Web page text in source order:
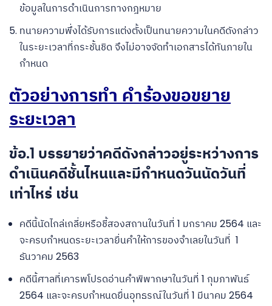
ข้อมูลในการดำเนินการทางกฎหมาย
ทนายความพึ่งได้รับการแต่งตั้งเป็นทนายความในคดีดังกล่าว
ในระยะเวลาที่กระชั้นชิด จึงไม่อาจจัดทำเอกสารได้ทันภายใน
กำหนด
ตัวอย่างการทำ คำร้องขอขยาย
ระยะเวลา
ข้อ.1 บรรยายว่าคดีดังกล่าวอยู่ระหว่างการ
ดำเนินคดีชั้นไหนและมีกำหนดวันนัดวันที่
เท่าไหร่ เช่น
คดีนี้นัดไกล่เกลี่ยหรือชี้สองสถานในวันที่ 1 มกราคม 2564 และ
จะครบกำหนดระยะเวลายื่นคำให้การของจำเลยในวันที่ 1
ธันวาคม 2563
คดีนี้ศาลที่เคารพโปรดอ่านคำพิพากษาในวันที่ 1 กุมภาพันธ์
2564 และจะครบกำหนดยื่นอุทธรณ์ในวันที่ 1 มีนาคม 2564